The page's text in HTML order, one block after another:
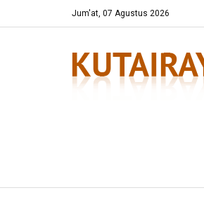
Jum'at, 07 Agustus 2026